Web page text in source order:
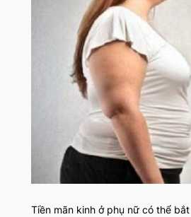
Tiền mãn kinh ở phụ nữ có thể